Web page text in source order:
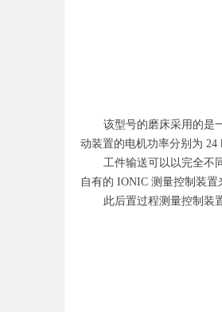
该型号的磨床采用的是
动装置的电机功率分别为 24
工件输送可以以完全不
自有的 IONIC 测量控制装置
此后置过程测量控制装